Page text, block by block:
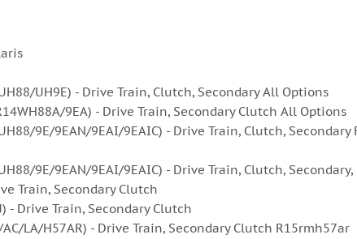
UH9E) - Drive Train, Clutch, Secondary All Options
9EA) - Drive Train, Secondary Clutch All Options
9E/9EAN/9EAI/9EAIC) - Drive Train, Clutch,
9E/9EAN/9EAI/9EAIC) - Drive Train, Clutch,
Train, Secondary Clutch
- Drive Train, Secondary Clutch
AC/LA/H57AR) - Drive Train, Secondary Clutch R15rmh57ar